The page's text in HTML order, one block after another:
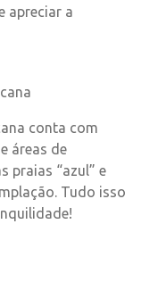
apreciar a
conta com
áreas de
praias “azul” e
Tudo isso